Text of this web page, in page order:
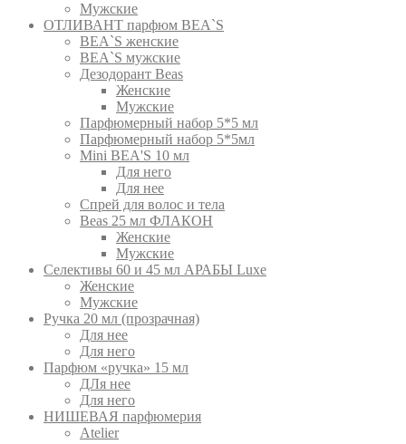
Мужские
ОТЛИВАНТ парфюм BEA`S
BEA`S женские
BEA`S мужские
Дезодорант Beas
Женские
Мужские
Парфюмерный набор 5*5 мл
Парфюмерный набор 5*5мл
Mini BEA'S 10 мл
Для него
Для нее
Спрей для волос и тела
Beas 25 мл ФЛАКОН
Женские
Мужские
Селективы 60 и 45 мл АРАБЫ Luxe
Женские
Мужские
Ручка 20 мл (прозрачная)
Для нее
Для него
Парфюм «ручка» 15 мл
ДЛя нее
Для него
НИШЕВАЯ парфюмерия
Atelier